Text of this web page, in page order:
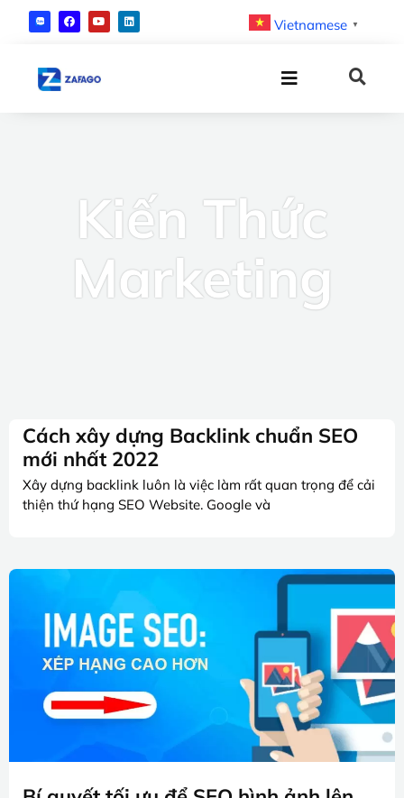
Vietnamese ▼
Kiến Thức
Marketing
Cách xây dựng Backlink chuẩn SEO
mới nhất 2022
Xây dựng backlink luôn là việc làm rất quan trọng để cải
thiện thứ hạng SEO Website. Google và